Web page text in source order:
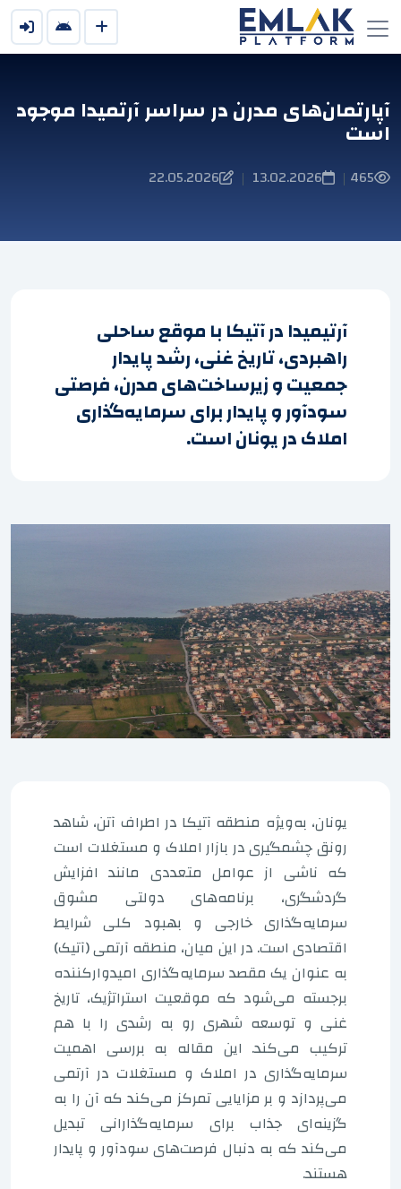
آپارتمان‌های مدرن در سراسر آرتمیدا موجود
است
465
|
13.02.2026
|
22.05.2026
آرتیميدا در آتیكا با موقع ساحلی
راهبردی، تاریخ غنی، رشد پایدار
جمعیت و زیرساخت‌های مدرن، فرصتی
سودآور و پایدار برای سرمایه‌گذاری
املاک در یونان است.
یونان، به‌ویژه منطقه آتیکا در اطراف آتن، شاهد
رونق چشمگیری در بازار املاک و مستغلات است
که ناشی از عوامل متعددی مانند افزایش
گردشگری، برنامه‌های دولتی مشوق
سرمایه‌گذاری خارجی و بهبود کلی شرایط
اقتصادی است. در این میان، منطقه آرتمی (آتیک)
به عنوان یک مقصد سرمایه‌گذاری امیدوارکننده
برجسته می‌شود که موقعیت استراتژیک، تاریخ
غنی و توسعه شهری رو به رشدی را با هم
ترکیب می‌کند. این مقاله به بررسی اهمیت
سرمایه‌گذاری در املاک و مستغلات در آرتمی
می‌پردازد و بر مزایایی تمرکز می‌کند که آن را به
گزینه‌ای جذاب برای سرمایه‌گذارانی تبدیل
می‌کند که به دنبال فرصت‌های سودآور و پایدار
هستند.